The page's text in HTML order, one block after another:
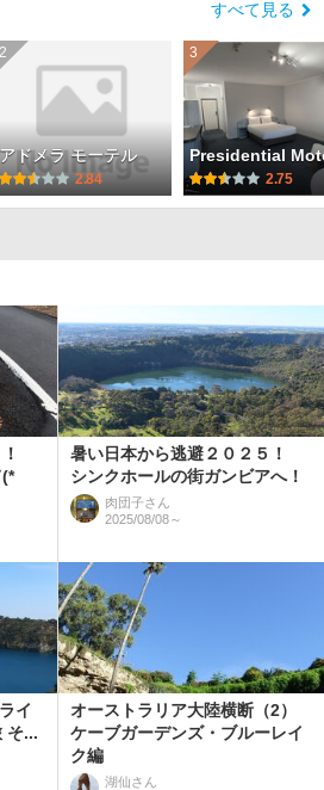
すべて見る
2
アドメラ モーテル
2.84
3
Presidential
2.75
！
暑い日本から逃避２０２５！
シンクホールの街ガンビアへ！
肉団子さん
2025/08/08～
イ
そ...
オーストラリア大陸横断（2）
ケーブガーデンズ・ブルーレイ
ク編
湖仙さん